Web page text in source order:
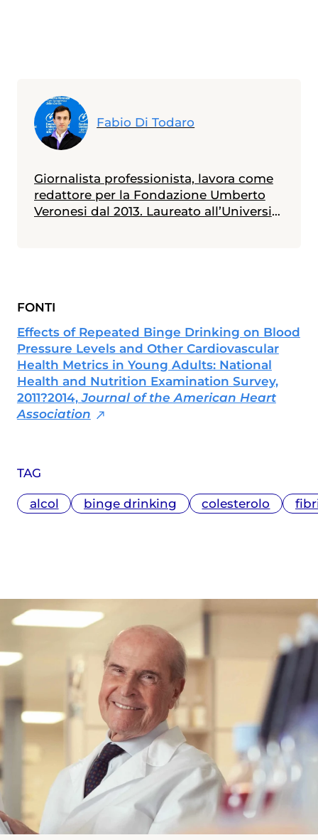
TAG
alcol binge drinking colesterolo
Fabio Di Todaro
Giornalista professionista, lavora come
redattore per la Fondazione Umberto
Veronesi dal 2013. Laureato all’Università
Messe alle spalle alcune esperienze
radiotelevisive, attualmente collabora
anche con diverse testate nazionali ed è
membro dell'Unione Giornalisti Italiani
Scientifici (Ugis).
FONTI
Effects of Repeated Binge Drinking on Blood
Pressure Levels and Other Cardiovascular
Health Metrics in Young Adults: National
Health and Nutrition Examination Survey,
2011?2014,Journal of the American Heart
Association